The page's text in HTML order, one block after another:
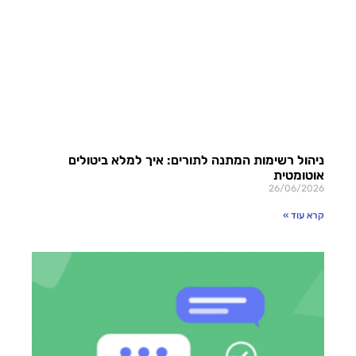
ניהול רשימות המתנה לתורים: איך למלא ביטולים
אוטומטית
26/06/2026
קרא עוד »